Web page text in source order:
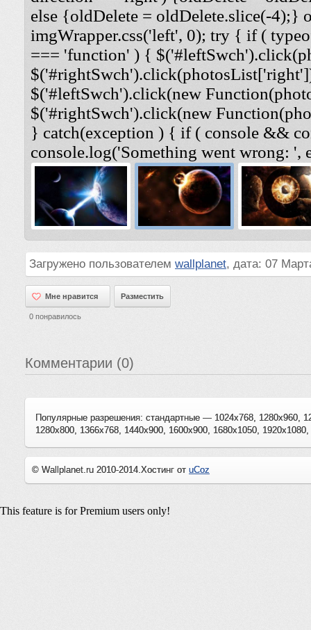
else {oldDelete = oldDelete.slice(-4);}
imgWrapper.css('left', 0); try { if (
=== 'function' ) {
$('#leftSwch').click(new
$('#rightSwch').click(new
} catch(exception ) { if ( console &&
console.log('Something went wrong:
Загружено пользователем wallplanet, дата: 07
Мне нравится
Мне нравится Разместить
0 понравилось
Комментарии (0)
Популярные разрешения: стандартные — 1024x768, 1280x960,
1280x800, 1366x768, 1440x900, 1600x900, 1680x1050,
© Wallplanet.ru 2010-2014.Хостинг от uCoz
This feature is for Premium users only!